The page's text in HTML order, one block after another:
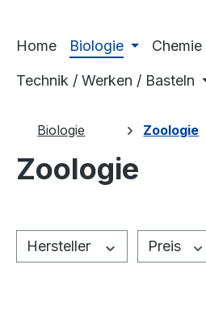
Home Biologie Chemie
Technik / Werken / Basteln
Biologie Zoologie
Zoologie
Hersteller Preis